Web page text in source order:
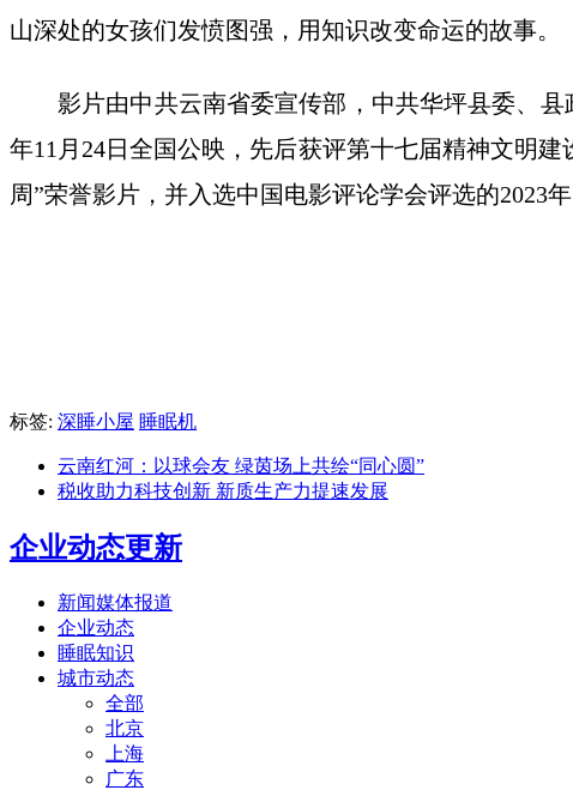
山深处的女孩们发愤图强，用知识改变命运的故事。
影片由中共云南省委宣传部，中共华坪县委、
年11月24日全国公映，先后获评第十七届精神文明
周”荣誉影片，并入选中国电影评论学会评选的2023
标签: 深睡小屋 睡眠机
云南红河：以球会友 绿茵场上共绘“同心圆”
税收助力科技创新 新质生产力提速发展
企业动态更新
新闻媒体报道
企业动态
睡眠知识
城市动态
全部
北京
上海
广东